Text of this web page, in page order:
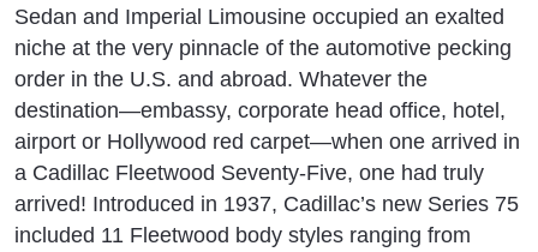
Sedan and Imperial Limousine occupied an exalted
niche at the very pinnacle of the automotive pecking
order in the U.S. and abroad. Whatever the
destination—embassy, corporate head office, hotel,
airport or Hollywood red carpet—when one arrived in
a Cadillac Fleetwood Seventy-Five, one had truly
arrived! Introduced in 1937, Cadillac’s new Series 75
included 11 Fleetwood body styles ranging from